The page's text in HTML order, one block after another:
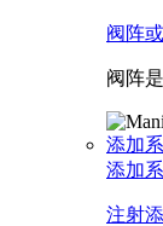
阀阵
阀阵
添加
添加
注射